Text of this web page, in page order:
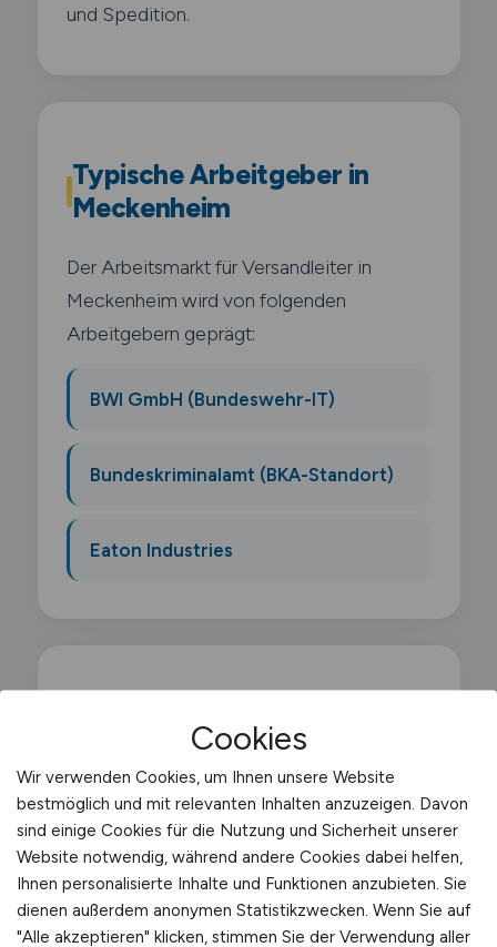
und Spedition.
Typische Arbeitgeber in
Meckenheim
Der Arbeitsmarkt für Versandleiter in
Meckenheim wird von folgenden
Arbeitgebern geprägt:
BWI GmbH (Bundeswehr-IT)
Bundeskriminalamt (BKA-Standort)
Eaton Industries
Versandleiter?
Als Versandleiter verantwortest du die
gesamte Versandabteilung eines
Unternehmens und führst ein Team von
Versandmitarbeitern. Du optimierst
Cookies
Wir verwenden Cookies, um Ihnen unsere Website
bestmöglich und mit relevanten Inhalten anzuzeigen. Davon
sind einige Cookies für die Nutzung und Sicherheit unserer
Website notwendig, während andere Cookies dabei helfen,
Ihnen personalisierte Inhalte und Funktionen anzubieten. Sie
dienen außerdem anonymen Statistikzwecken. Wenn Sie auf
"Alle akzeptieren" klicken, stimmen Sie der Verwendung aller